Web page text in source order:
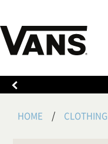
HOME CLOTHING